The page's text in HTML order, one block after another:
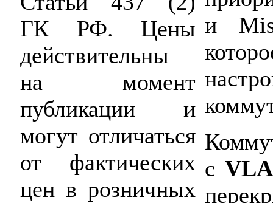
ГК РФ. Цены
действительны
на момент
публикации и
могут отличаться
от фактических
цен в розничных
и
с